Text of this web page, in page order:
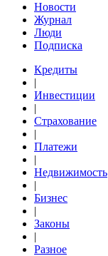
Новости
Журнал
Люди
Подписка
Кредиты
|
Инвестиции
|
Страхование
|
Платежи
|
Недвижимость
|
Бизнес
|
Законы
|
Разное